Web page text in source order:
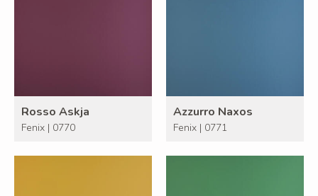
Rosso Askja
Fenix | 0770
Azzurro Naxos
Fenix | 0771